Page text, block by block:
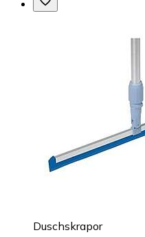
Duschskrapor